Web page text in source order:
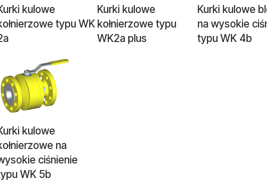
kulowe
typu WK
Kurki kulowe
kołnierzowe typu
WK2a plus
Kurki kulowe
na wysokie
typu WK 4b
kulowe
na
ciśnienie
WK 5b